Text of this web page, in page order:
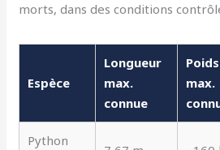
morts, dans des conditions
Espèce
Longueur
max.
connue
Poids
max.
Python